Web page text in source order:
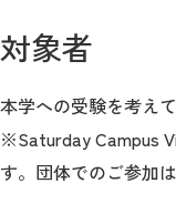
対象者
本学への受験を考え
※Saturday Campus
す。団体でのご参加